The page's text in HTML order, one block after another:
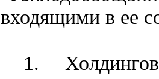
входящими в ее
1.